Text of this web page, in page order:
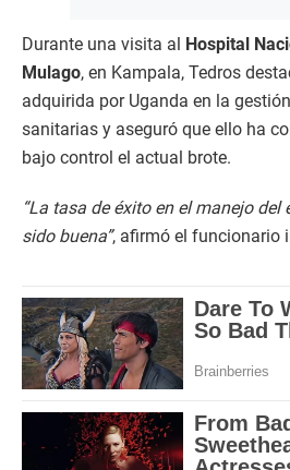
Durante una visita al
Hospital
Mulago, en Kampala, Tedros
adquirida por Uganda en la
sanitarias y aseguró que ello ha
bajo control el actual brote.
“La tasa de éxito en el manejo del
sido buena”, afirmó el funcionario